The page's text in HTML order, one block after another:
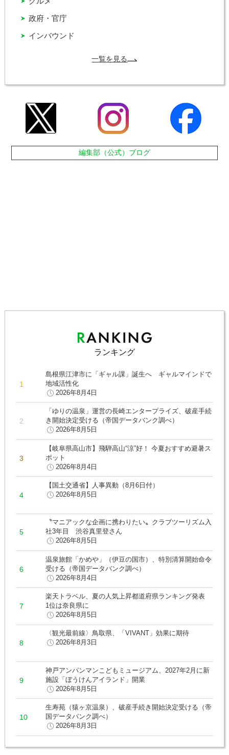
インバウンド
政府・官庁
一覧を見る
編集部（公式）ブログ
ランキング
島根県江津市に「ギャル課」誕生へ ギャルマインドで
地域活性化
2026年8月4日
「ゆりの温泉」運営の長崎エンタープライズ、破産手続
き開始決定受ける（帝国データバンク調べ）
2026年8月5日
【岐阜県高山市】飛騨高山“涼”好！ 今夏おすすめ避暑ス
ポット
2026年8月4日
【国土交通省】人事異動（8月6日付）
2026年8月5日
〝マニアックな企画に携わりたい〟クラブツーリズム入
社3年目 渋谷真里登さん
2026年8月5日
温泉旅館「かめや」（伊豆の国市）、特別清算開始命令
受ける（帝国データバンク調べ）
2026年8月4日
楽天トラベル、夏の人気上昇都道府県ランキング発表
1位は奈良県に
2026年8月5日
〈観光最前線〉鳥取県、「VIVANT」効果に期待
2026年8月3日
神戸アンパンマンこどもミュージアム、2027年2月に新
施設「ぼうけんアイランド」開業
2026年8月5日
生寿苑（猿ヶ京温泉）、破産手続き開始決定受ける（帝
国データバンク調べ）
2026年8月3日